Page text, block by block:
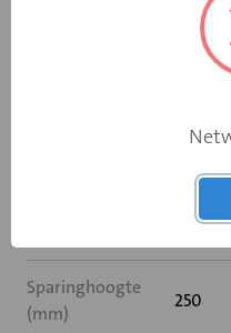
600
Sparinghoogte
(mm)
250